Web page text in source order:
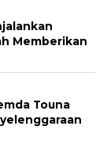
Memberikan
Touna